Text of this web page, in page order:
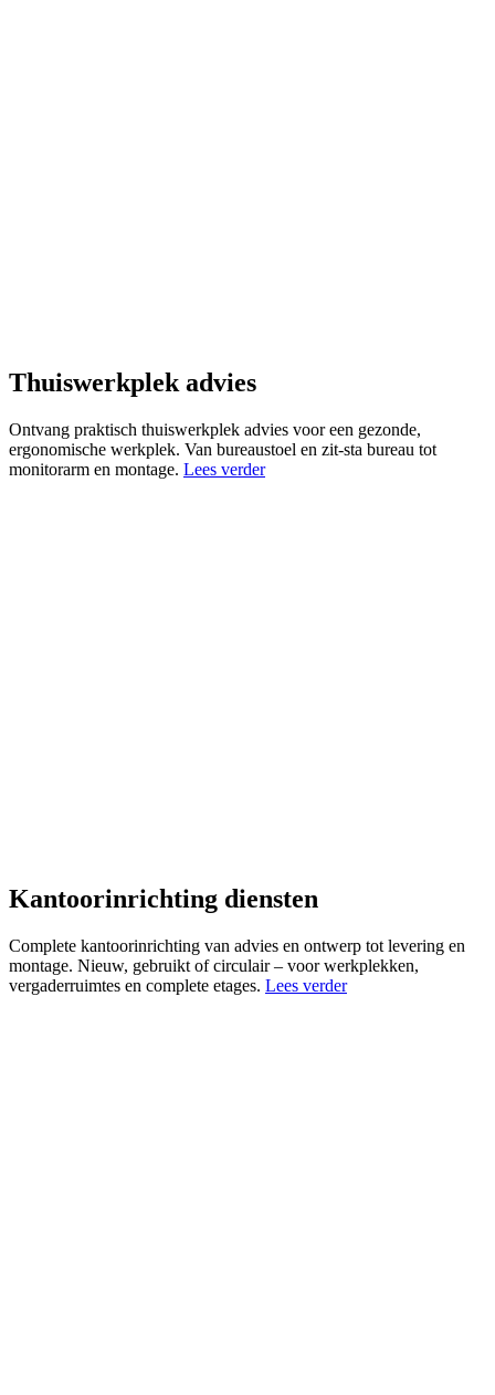
Thuiswerkplek advies
Ontvang praktisch thuiswerkplek advies voor een gezonde,
ergonomische werkplek. Van bureaustoel en zit-sta bureau tot
monitorarm en montage. Lees verder
Kantoorinrichting diensten
Complete kantoorinrichting van advies en ontwerp tot levering en
montage. Nieuw, gebruikt of circulair – voor werkplekken,
vergaderruimtes en complete etages. Lees verder